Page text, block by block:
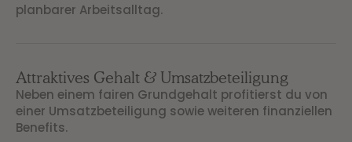
planbarer Arbeitsalltag.
Attraktives Gehalt & Umsatzbeteiligung
Neben einem fairen Grundgehalt profitierst du von
einer Umsatzbeteiligung sowie weiteren finanziellen
Benefits.